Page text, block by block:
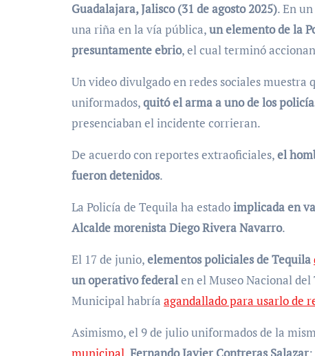
Guadalajara, Jalisco (31 de agosto 2025). En
una riña en la vía pública,un elemento de la
presuntamente ebrio, el cual terminó
Un video divulgado en redes sociales
uniformados,quitó el arma a uno de los
presenciaban el incidente corrieran.
De acuerdo con reportes extraoficiales,el
fueron detenidos.
La Policía de Tequila ha estadoimplicada en
Alcalde morenista Diego Rivera Navarro.
El 17 de junio,elementos policiales de Tequila
un operativo federalen el Museo Nacional
Municipal habría agandallado para usarlo de
Asimismo, el 9 de julio uniformados de la